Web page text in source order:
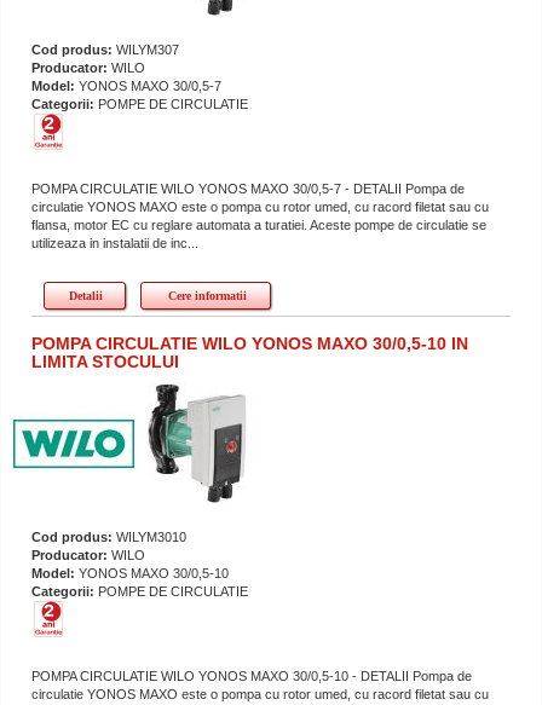
Cod produs: WILYM307
Producator: WILO
Model: YONOS MAXO 30/0,5-7
Categorii: POMPE DE CIRCULATIE
POMPA CIRCULATIE WILO YONOS MAXO 30/0,5-7 - DETALII Pompa de
circulatie YONOS MAXO este o pompa cu rotor umed, cu racord filetat sau cu
flansa, motor EC cu reglare automata a turatiei. Aceste pompe de circulatie se
utilizeaza in instalatii de inc...
Detalii Cere informatii
POMPA CIRCULATIE WILO YONOS MAXO 30/0,5-10 IN
LIMITA STOCULUI
Cod produs: WILYM3010
Producator: WILO
Model: YONOS MAXO 30/0,5-10
Categorii: POMPE DE CIRCULATIE
POMPA CIRCULATIE WILO YONOS MAXO 30/0,5-10 - DETALII Pompa de
circulatie YONOS MAXO este o pompa cu rotor umed, cu racord filetat sau cu